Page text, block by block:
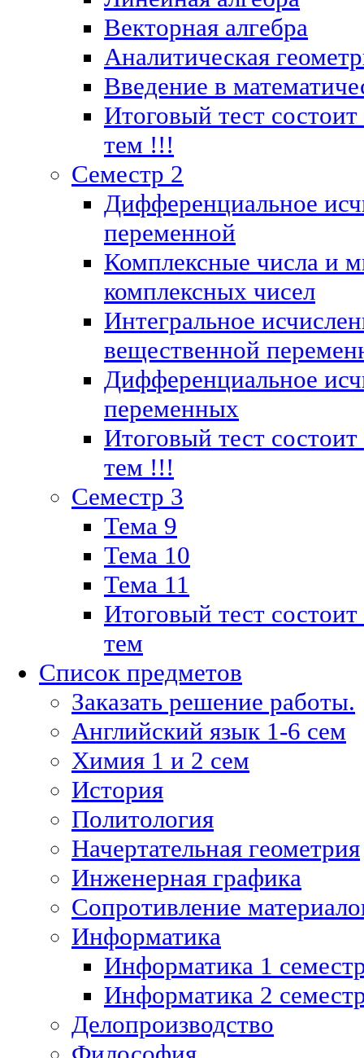
Векторная алгебра
Аналитическая
Введение в
Итоговый тест
тем !!!
Семестр 2
Дифференциальное
переменной
Комплексные числа и
комплексных чисел
Интегральное
вещественной
Дифференциальное
переменных
Итоговый тест
тем !!!
Семестр 3
Тема 9
Тема 10
Тема 11
Итоговый тест
тем
Список предметов
Заказать решение работы.
Английский язык 1-6 сем
Химия 1 и 2 сем
История
Политология
Начертательная геометрия
Инженерная графика
Сопротивление
Информатика
Информатика 1
Информатика 2
Делопроизводство